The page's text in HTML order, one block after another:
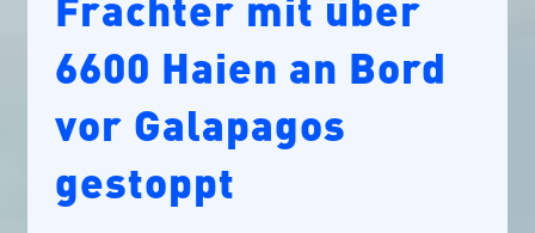
6600 Haien an Bord
vor Galapagos
gestoppt